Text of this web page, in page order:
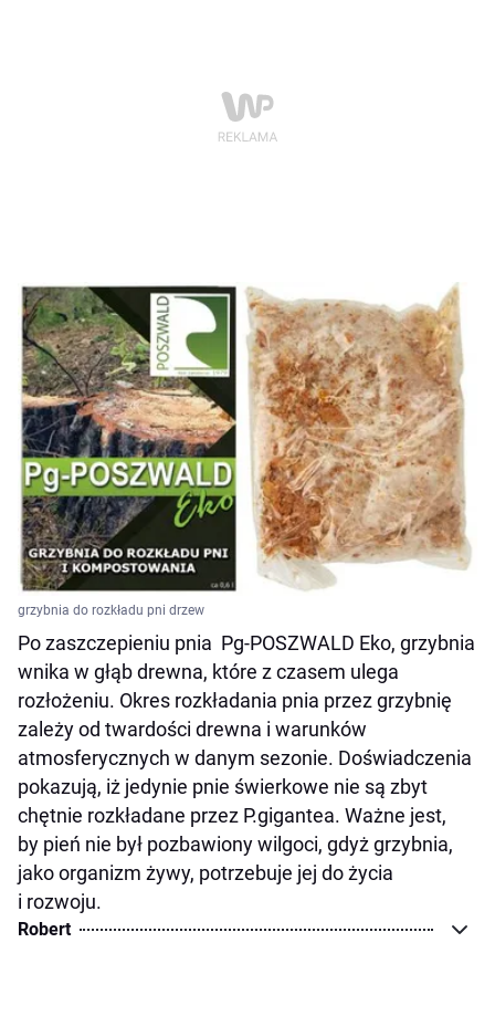
grzybnia do rozkładu pni drzew
Po zaszczepieniu pnia Pg-POSZWALD Eko, grzybnia
wnika w głąb drewna, które z czasem ulega
rozłożeniu. Okres rozkładania pnia przez grzybnię
zależy od twardości drewna i warunków
atmosferycznych w danym sezonie. Doświadczenia
pokazują, iż jedynie pnie świerkowe nie są zbyt
chętnie rozkładane przez P.gigantea. Ważne jest,
by pień nie był pozbawiony wilgoci, gdyż grzybnia,
jako organizm żywy, potrzebuje jej do życia
i rozwoju.
Robert